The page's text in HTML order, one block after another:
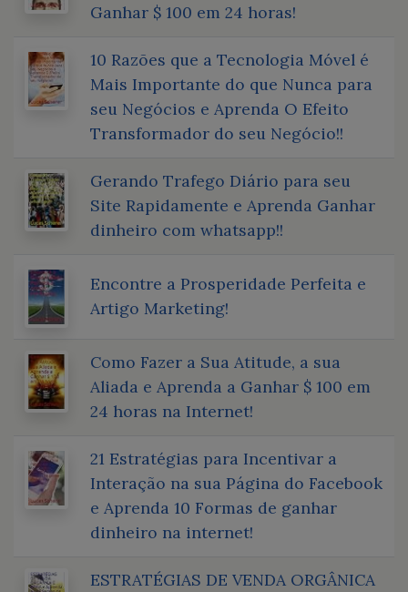
Ganhar $ 100 em 24 horas!
10 Razões que a Tecnologia Móvel é
Mais Importante do que Nunca para
seu Negócios e Aprenda O Efeito
Transformador do seu Negócio!!
Gerando Trafego Diário para seu
Site Rapidamente e Aprenda Ganhar
dinheiro com whatsapp!!
Encontre a Prosperidade Perfeita e
Artigo Marketing!
Como Fazer a Sua Atitude, a sua
Aliada e Aprenda a Ganhar $ 100 em
24 horas na Internet!
21 Estratégias para Incentivar a
Interação na sua Página do Facebook
e Aprenda 10 Formas de ganhar
dinheiro na internet!
ESTRATÉGIAS DE VENDA ORGÂNICA